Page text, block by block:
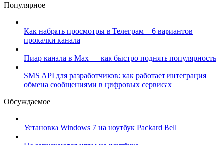
Популярное
Как набрать просмотры в Телеграм – 6 вариантов
прокачки канала
Пиар канала в Max — как быстро поднять популярность
SMS API для разработчиков: как работает интеграция
обмена сообщениями в цифровых сервисах
Обсуждаемое
Установка Windows 7 на ноутбук Packard Bell